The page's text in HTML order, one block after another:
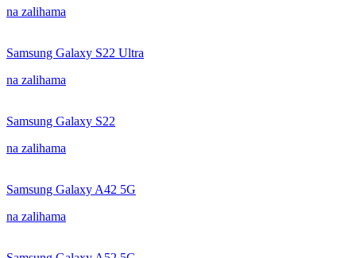
na zalihama
Samsung Galaxy S22 Ultra
na zalihama
Samsung Galaxy S22
na zalihama
Samsung Galaxy A42 5G
na zalihama